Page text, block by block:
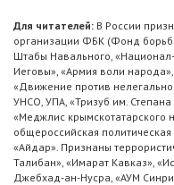
Для читателей: В России
организации ФБК (Фонд
Штабы Навального,
Иеговы», «Армия воли
«Движение против
УНСО, УПА, «Тризуб им.
«Меджлис крымскотатарского
общероссийская
«Айдар». Признаны
Талибан», «Имарат Кавказ»,
Джебхад-ан-Нусра, «АУМ